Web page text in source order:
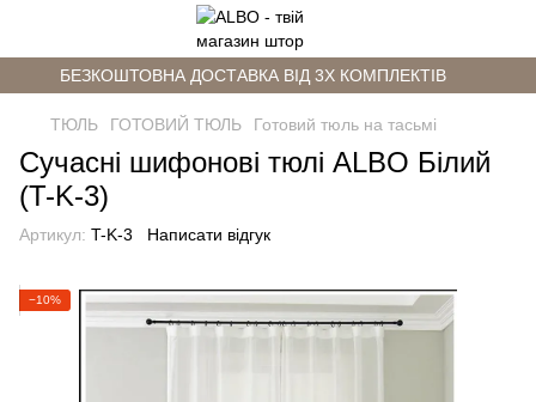
БЕЗКОШТОВНА ДОСТАВКА ВІД 3Х КОМПЛЕКТІВ
ТЮЛЬ ГОТОВИЙ ТЮЛЬ Готовий тюль на тасьмі
Сучасні шифонові тюлі ALBO Білий
(T-K-3)
Артикул: T-K-3 Написати відгук
−10%